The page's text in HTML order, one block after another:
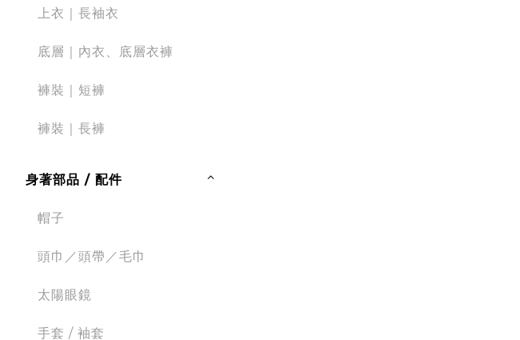
上衣｜長袖衣
底層｜內衣、底層衣褲
褲裝｜短褲
褲裝｜長褲
身著部品 / 配件
帽子
頭巾／頭帶／毛巾
太陽眼鏡
手套 / 袖套